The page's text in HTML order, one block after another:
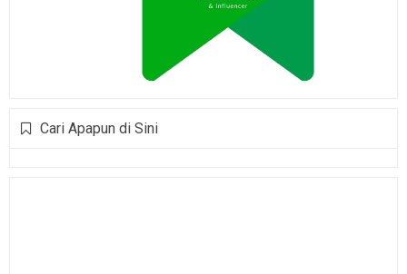
Cari Apapun di Sini